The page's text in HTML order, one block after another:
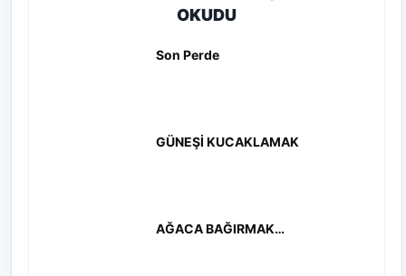
OKUDU
Son Perde
GÜNEŞİ KUCAKLAMAK
AĞACA BAĞIRMAK…